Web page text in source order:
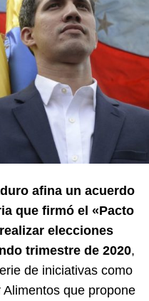
afina un acuerdo
que firmó el «Pacto
elecciones
trimestre de 2020,
de iniciativas como
que propone